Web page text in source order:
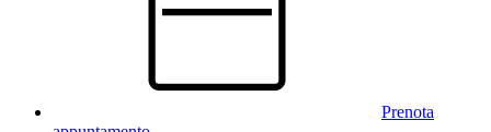
Prenota